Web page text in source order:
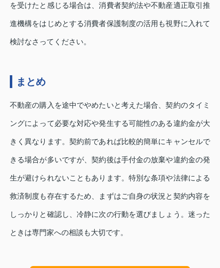
を受けたと感じる場合は、消費者契約法や不動産適正取引推
進機構をはじめとする消費者保護制度の活用も視野に入れて
検討なさってください。
まとめ
不動産の購入を途中でやめたいと考えた場合、契約のタイミ
ングによって必要な対応や発生する可能性のある違約金が大
きく異なります。契約前であれば比較的簡単にキャンセルで
きる場合が多いですが、契約後は手付金の放棄や違約金の発
生が避けられないこともあります。特別な条項や法律による
救済制度も存在するため、まずはご自身の状況と契約内容を
しっかりと確認し、冷静に次の行動を選びましょう。迷った
ときは専門家への相談も大切です。